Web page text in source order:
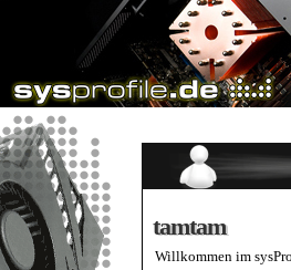
tamtam
tamtam
Willkommen im